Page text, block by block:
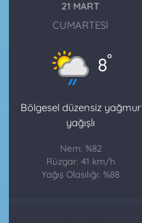
21 MART
CUMARTESI
8°
Bölgesel düzensiz yağmur
yağışlı
Nem: %82
Rüzgar: 41 km/h
Yağış Olasılığı: %88